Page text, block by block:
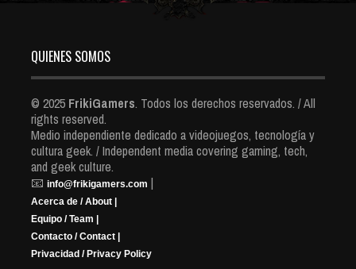
QUIENES SOMOS
© 2025 FrikiGamers. Todos los derechos reservados. / All
rights reserved.
Medio independiente dedicado a videojuegos, tecnología y
cultura geek. / Independent media covering gaming, tech,
and geek culture.
📧 info@frikigamers.com |
Acerca de / About |
Equipo / Team |
Contacto / Contact |
Privacidad / Privacy Policy